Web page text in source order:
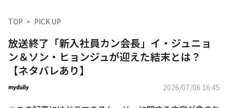
TOP PICK UP
放送終了「新入社員カン会長」イ・ジュニョ
ン＆ソン・ヒョンジュが迎えた結末とは？
【ネタバレあり】
2026/07/06 16:45